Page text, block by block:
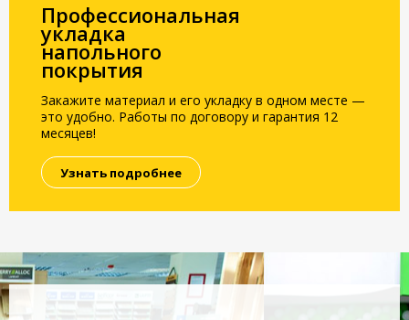
Профессиональная
укладка
напольного
покрытия
Закажите материал и его укладку в одном месте —
это удобно. Работы по договору и гарантия 12
месяцев!
Узнать подробнее